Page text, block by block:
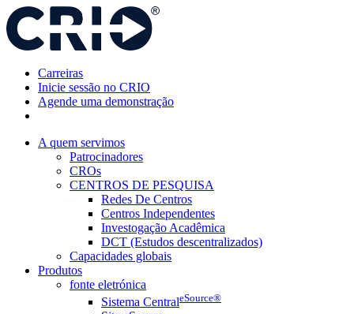
Pular
para
o
conteúdo
Carreiras
Inicie sessão no CRIO
Agende uma demonstração
A quem servimos
Patrocinadores
CROs
CENTROS DE PESQUISA
Redes De Centros
Centros Independentes
Investogação Acadêmica
DCT (Estudos descentralizados)
Capacidades globais
Produtos
fonte eletrónica
Sistema CentraleSource®